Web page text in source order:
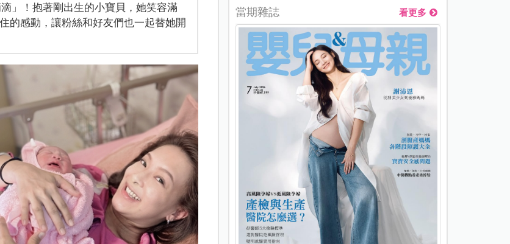
」！抱著剛出生的小寶貝，她笑容滿
的感動，讓粉絲和好友們也一起替她開
當期雜誌 看更多